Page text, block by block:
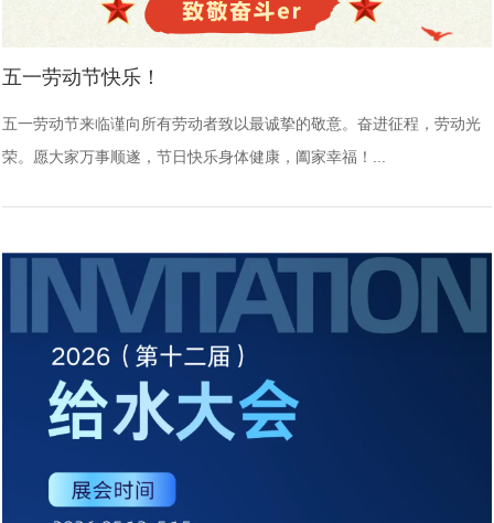
五一劳动节快乐！
五一劳动节来临谨向所有劳动者致以最诚挚的敬意。奋进征程，劳动光
荣。愿大家万事顺遂，节日快乐身体健康，阖家幸福！...